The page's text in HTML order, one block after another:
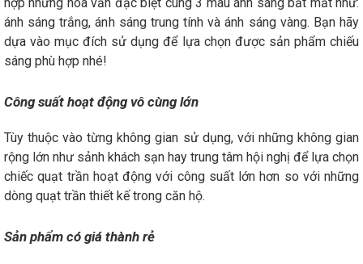
ánh sáng trắng, ánh sáng trung tính và ánh sáng vàng. Bạn hãy
dựa vào mục đích sử dụng để lựa chọn được sản phẩm chiếu
sáng phù hợp nhé!
Công suất hoạt động vô cùng lớn
Tùy thuộc vào từng không gian sử dụng, với những không gian
rộng lớn như sảnh khách sạn hay trung tâm hội nghị để lựa chọn
chiếc quạt trần hoạt động với công suất lớn hơn so với những
dòng quạt trần thiết kế trong căn hộ.
Sản phẩm có giá thành rẻ